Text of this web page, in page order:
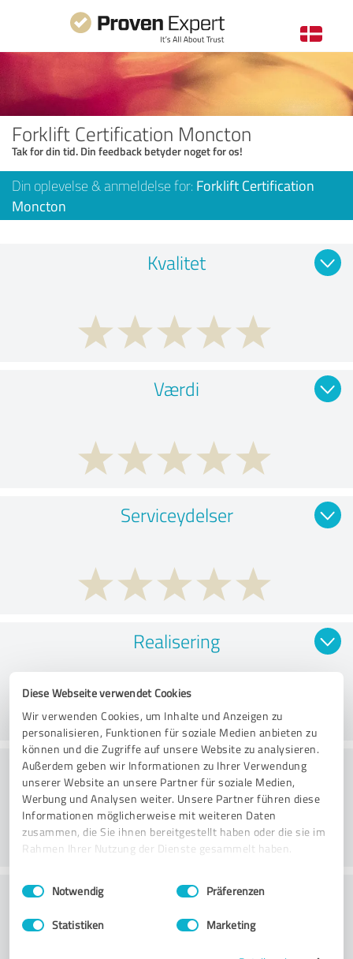
Diese Webseite verwendet Cookies
Wir verwenden Cookies, um Inhalte und Anzeigen zu
personalisieren, Funktionen für soziale Medien anbieten zu
können und die Zugriffe auf unsere Website zu analysieren.
Außerdem geben wir Informationen zu Ihrer Verwendung
unserer Website an unsere Partner für soziale Medien,
Werbung und Analysen weiter. Unsere Partner führen diese
Informationen möglicherweise mit weiteren Daten
zusammen, die Sie ihnen bereitgestellt haben oder die sie im
Rahmen Ihrer Nutzung der Dienste gesammelt haben.
Impressum Datenschutzbestimmungen
Einwilligungsauswahl
Notwendig Präferenzen
Statistiken Marketing
Forklift Certification Moncton
Tak for din tid. Din feedback betyder noget for os!
Din oplevelse & anmeldelse for: Forklift Certification
Moncton
Kvalitet
Værdi
Serviceydelser
Realisering
Rådgivning
Kundeservice